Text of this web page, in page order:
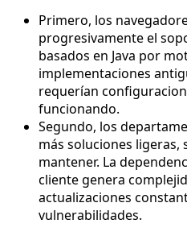
Primero, los
progresivamente el
basados en Java por
implementaciones
requerían
funcionando.
Segundo, los
más soluciones ligeras,
mantener. La
cliente genera
actualizaciones
vulnerabilidades.